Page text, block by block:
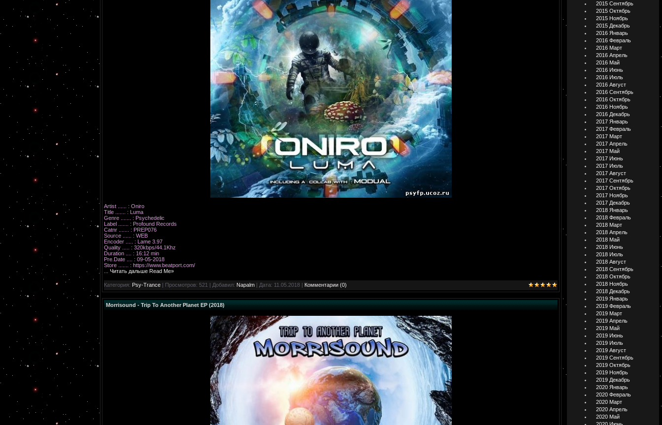
Artist ...... : Oniro
Title ....... : Luma
Genre ....... : Psychedelic
Label ....... : Profound Records
Catnr ....... : PREP076
Source ...... : WEB
Encoder ..... : Lame 3.97
Quality ..... : 320kbps/44.1Khz
Duration .... : 16:12 min
Pre.Date .... : 09-05-2018
Store ....... : https://www.beatport.com/
Читать дальше Read Me»
Категория: Psy-Trance | Просмотров: 521 | Добавил: Napalm | Дата: 11.05.2018 | Комментарии (0)
Morrisound - Trip To Another Planet EP (2018)
2015 Сентябрь
2015 Октябрь
2015 Ноябрь
2015 Декабрь
2016 Январь
2016 Февраль
2016 Март
2016 Апрель
2016 Май
2016 Июнь
2016 Июль
2016 Август
2016 Сентябрь
2016 Октябрь
2016 Ноябрь
2016 Декабрь
2017 Январь
2017 Февраль
2017 Март
2017 Апрель
2017 Май
2017 Июнь
2017 Июль
2017 Август
2017 Сентябрь
2017 Октябрь
2017 Ноябрь
2017 Декабрь
2018 Январь
2018 Февраль
2018 Март
2018 Апрель
2018 Май
2018 Июнь
2018 Июль
2018 Август
2018 Сентябрь
2018 Октябрь
2018 Ноябрь
2018 Декабрь
2019 Январь
2019 Февраль
2019 Март
2019 Апрель
2019 Май
2019 Июнь
2019 Июль
2019 Август
2019 Сентябрь
2019 Октябрь
2019 Ноябрь
2019 Декабрь
2020 Январь
2020 Февраль
2020 Март
2020 Апрель
2020 Май